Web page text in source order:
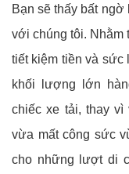
Bạn sẽ thấy bất
với chúng tôi. Nhằm
tiết kiệm tiền và sức
khối lượng lớn
chiếc xe tải, thay
vừa mất công sức
cho những lượt di